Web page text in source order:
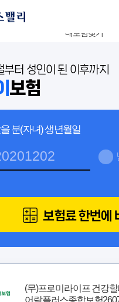
부터 성인이 된 이후까지
보험
분(자녀) 생년월일
보험료 한번에
(무)프로미라이프 건강
어람플러스종합보험